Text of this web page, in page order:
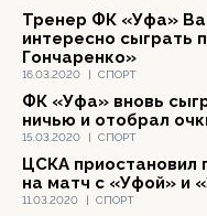
16.03.2020 | СПОРТ
Тренер ФК «Уфа»
интересно сыграть
Гончаренко»
15.03.2020 | СПОРТ
ФК «Уфа» вновь
ничью и отобрал
11.03.2020 | СПОРТ
ЦСКА приостановил
на матч с «Уфой» и